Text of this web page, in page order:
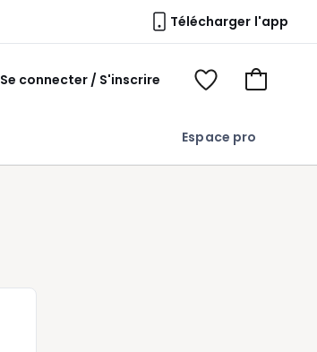
Télécharger l'app
Espace pro
Se connecter / S'inscrire
Mon
Voir
Voir